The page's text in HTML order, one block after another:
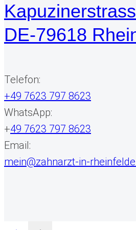
DE-79618
Telefon:
+49 7623 797 8623
WhatsApp:
+49 7623 797 8623
Email:
mein@zahnarzt-in-